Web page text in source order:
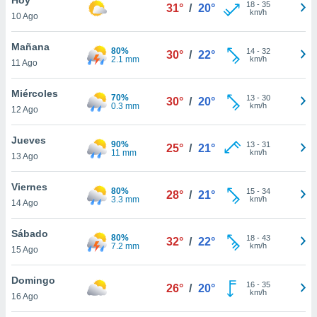
y
en
más
de
cookies
10 Ago
31° / 20° 18- 35
km/h
Mañana
11 Ago
80%
2.1 mm
30° / 22° 14- 32
km/h
Miércoles
12 Ago
70%
0.3 mm
30° / 20° 13- 30
km/h
Jueves
13 Ago
90%
11 mm
25° / 21° 13- 31
km/h
Viernes
14 Ago
80%
3.3 mm
28° / 21° 15- 34
km/h
Sábado
15 Ago
80%
7.2 mm
32° / 22° 18- 43
km/h
Domingo
16 Ago
26° / 20° 16- 35
km/h